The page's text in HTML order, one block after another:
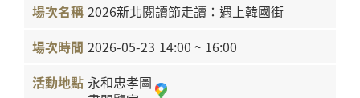
2026新北閱讀節走讀：遇上韓國街
2026-05-23 14:00 ~ 16:00
永和忠孝圖